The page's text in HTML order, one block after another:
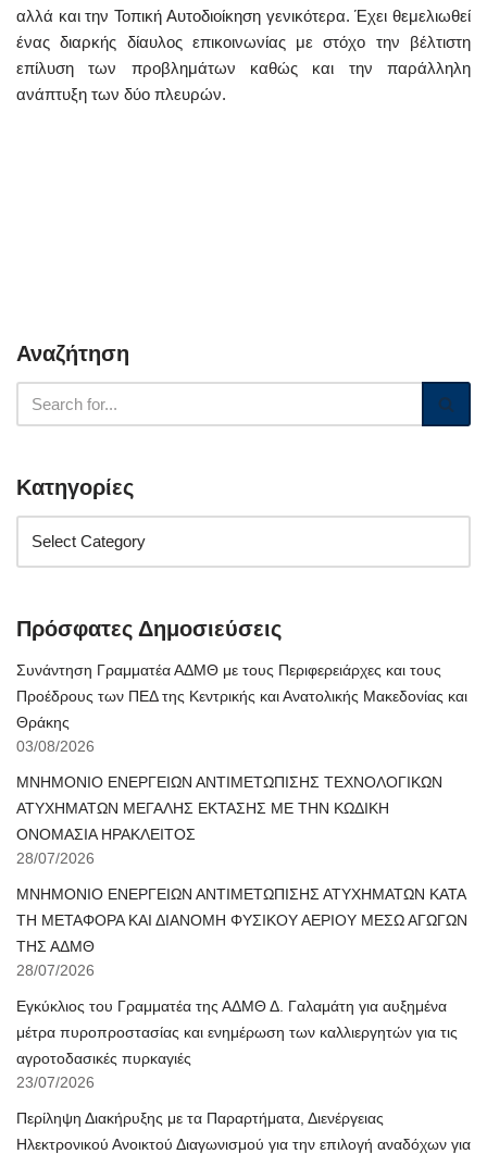
αλλά και την Τοπική Αυτοδιοίκηση γενικότερα. Έχει θεμελιωθεί
ένας διαρκής δίαυλος επικοινωνίας με στόχο την βέλτιστη
επίλυση των προβλημάτων καθώς και την παράλληλη
ανάπτυξη των δύο πλευρών.
Αναζήτηση
Κατηγορίες
Πρόσφατες Δημοσιεύσεις
Συνάντηση Γραμματέα ΑΔΜΘ με τους Περιφερειάρχες και τους
Προέδρους των ΠΕΔ της Κεντρικής και Ανατολικής Μακεδονίας και
Θράκης
03/08/2026
ΜΝΗΜΟΝΙΟ ΕΝΕΡΓΕΙΩΝ ΑΝΤΙΜΕΤΩΠΙΣΗΣ ΤΕΧΝΟΛΟΓΙΚΩΝ
ΑΤΥΧΗΜΑΤΩΝ ΜΕΓΑΛΗΣ ΕΚΤΑΣΗΣ ΜΕ ΤΗΝ ΚΩΔΙΚΗ
ΟΝΟΜΑΣΙΑ ΗΡΑΚΛΕΙΤΟΣ
28/07/2026
ΜΝΗΜΟΝΙΟ ΕΝΕΡΓΕΙΩΝ ΑΝΤΙΜΕΤΩΠΙΣΗΣ ΑΤΥΧΗΜΑΤΩΝ ΚΑΤΑ
ΤΗ ΜΕΤΑΦΟΡΑ ΚΑΙ ΔΙΑΝΟΜΗ ΦΥΣΙΚΟΥ ΑΕΡΙΟΥ ΜΕΣΩ ΑΓΩΓΩΝ
ΤΗΣ ΑΔΜΘ
28/07/2026
Εγκύκλιος του Γραμματέα της ΑΔΜΘ Δ. Γαλαμάτη για αυξημένα
μέτρα πυροπροστασίας και ενημέρωση των καλλιεργητών για τις
αγροτοδασικές πυρκαγιές
23/07/2026
Περίληψη Διακήρυξης με τα Παραρτήματα, Διενέργειας
Ηλεκτρονικού Ανοικτού Διαγωνισμού για την επιλογή αναδόχων για